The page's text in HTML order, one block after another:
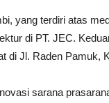
yang terdiri atas
di PT. JEC.
di Jl. Raden Pamuk,
sarana